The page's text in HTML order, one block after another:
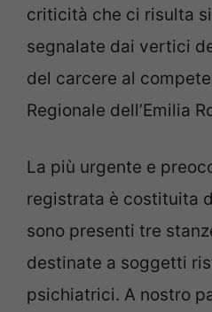
criticità che ci risulta
segnalate dai vertici
del carcere al
Regionale dell’Emilia
La più urgente e
registrata è costituita
sono presenti tre
destinate a soggetti
psichiatrici. A nostro